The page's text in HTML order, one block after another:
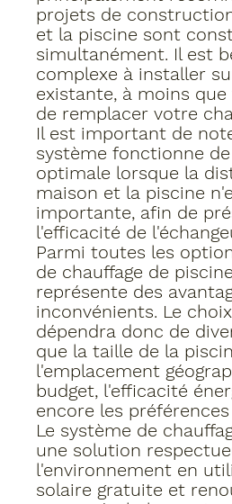
projets de
et la piscine sont
simultanément. Il est
complexe à installer
existante, à moins
de remplacer votre
Il est important de
système fonctionne
optimale lorsque la
maison et la piscine
importante, afin de
l'efficacité de
Parmi toutes les
de chauffage de
représente des
inconvénients. Le
dépendra donc de
que la taille de la
l'emplacement
budget, l'efficacité
encore les
Le système de
une solution
l'environnement en
solaire gratuite et